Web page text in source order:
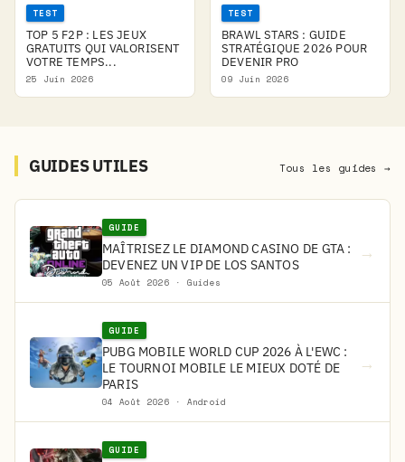
TEST
TOP 5 F2P : LES JEUX
GRATUITS QUI VALORISENT
VOTRE TEMPS...
25 Juin 2026
TEST
BRAWL STARS : GUIDE
STRATÉGIQUE 2026 POUR
DEVENIR PRO
09 Juin 2026
GUIDES UTILES Tous les guides →
GUIDE
MAÎTRISEZ LE DIAMOND CASINO DE GTA :
DEVENEZ UN VIP DE LOS SANTOS
05 Août 2026 · Guides
→
GUIDE
PUBG MOBILE WORLD CUP 2026 À L'EWC :
LE TOURNOI MOBILE LE MIEUX DOTÉ DE
PARIS
04 Août 2026 · Android
→
GUIDE